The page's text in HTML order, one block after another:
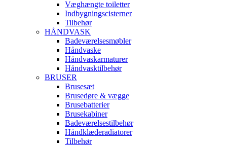
Væghængte toiletter
Indbygningscisterner
Tilbehør
HÅNDVASK
Badeværelsesmøbler
Håndvaske
Håndvaskarmaturer
Håndvasktilbehør
BRUSER
Brusesæt
Brusedøre & vægge
Brusebatterier
Brusekabiner
Badeværelsestilbehør
Håndklæderadiatorer
Tilbehør